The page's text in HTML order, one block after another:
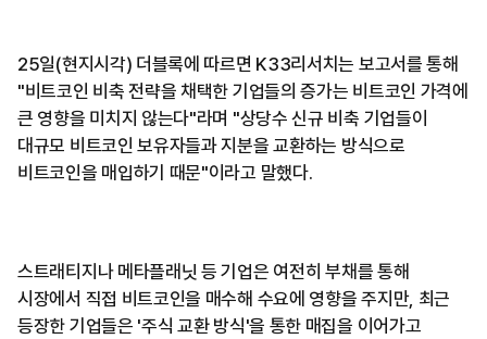
25일(현지시각) 더블록에 따르면 K33리서치는 보고서를 통해
"비트코인 비축 전략을 채택한 기업들의 증가는 비트코인 가격에
큰 영향을 미치지 않는다"라며 "상당수 신규 비축 기업들이
대규모 비트코인 보유자들과 지분을 교환하는 방식으로
비트코인을 매입하기 때문"이라고 말했다.
스트래티지나 메타플래닛 등 기업은 여전히 부채를 통해
시장에서 직접 비트코인을 매수해 수요에 영향을 주지만, 최근
등장한 기업들은 '주식 교환 방식'을 통한 매집을 이어가고